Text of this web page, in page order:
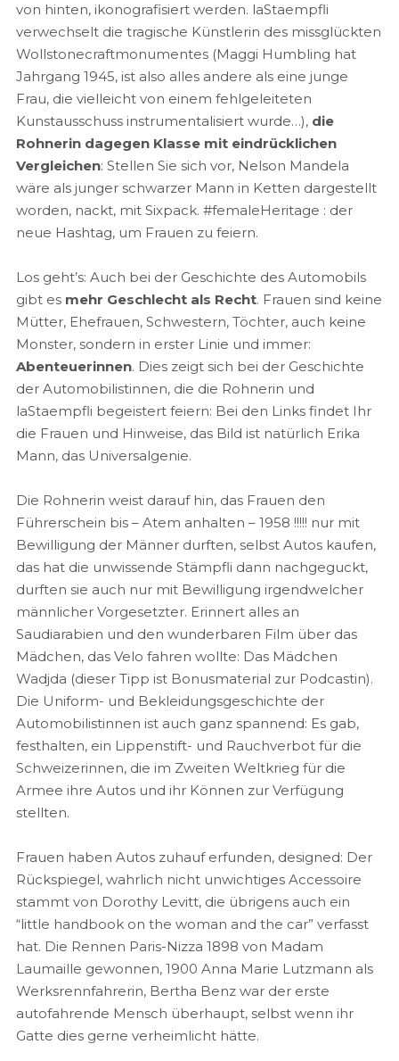
von hinten, ikonografisiert werden. laStaempfli
verwechselt die tragische Künstlerin des missglückten
Wollstonecraftmonumentes (Maggi Humbling hat
Jahrgang 1945, ist also alles andere als eine junge
Frau, die vielleicht von einem fehlgeleiteten
Kunstausschuss instrumentalisiert wurde…), die
Rohnerin dagegen Klasse mit eindrücklichen
Vergleichen: Stellen Sie sich vor, Nelson Mandela
wäre als junger schwarzer Mann in Ketten dargestellt
worden, nackt, mit Sixpack. #femaleHeritage : der
neue Hashtag, um Frauen zu feiern.
Los geht’s: Auch bei der Geschichte des Automobils
gibt es mehr Geschlecht als Recht. Frauen sind keine
Mütter, Ehefrauen, Schwestern, Töchter, auch keine
Monster, sondern in erster Linie und immer:
Abenteuerinnen. Dies zeigt sich bei der Geschichte
der Automobilistinnen, die die Rohnerin und
laStaempfli begeistert feiern: Bei den Links findet Ihr
die Frauen und Hinweise, das Bild ist natürlich Erika
Mann, das Universalgenie.
Die Rohnerin weist darauf hin, das Frauen den
Führerschein bis – Atem anhalten – 1958 !!!!! nur mit
Bewilligung der Männer durften, selbst Autos kaufen,
das hat die unwissende Stämpfli dann nachgeguckt,
durften sie auch nur mit Bewilligung irgendwelcher
männlicher Vorgesetzter. Erinnert alles an
Saudiarabien und den wunderbaren Film über das
Mädchen, das Velo fahren wollte: Das Mädchen
Wadjda (dieser Tipp ist Bonusmaterial zur Podcastin).
Die Uniform- und Bekleidungsgeschichte der
Automobilistinnen ist auch ganz spannend: Es gab,
festhalten, ein Lippenstift- und Rauchverbot für die
Schweizerinnen, die im Zweiten Weltkrieg für die
Armee ihre Autos und ihr Können zur Verfügung
stellten.
Frauen haben Autos zuhauf erfunden, designed: Der
Rückspiegel, wahrlich nicht unwichtiges Accessoire
stammt von Dorothy Levitt, die übrigens auch ein
“little handbook on the woman and the car” verfasst
hat. Die Rennen Paris-Nizza 1898 von Madam
Laumaille gewonnen, 1900 Anna Marie Lutzmann als
Werksrennfahrerin, Bertha Benz war der erste
autofahrende Mensch überhaupt, selbst wenn ihr
Gatte dies gerne verheimlicht hätte.